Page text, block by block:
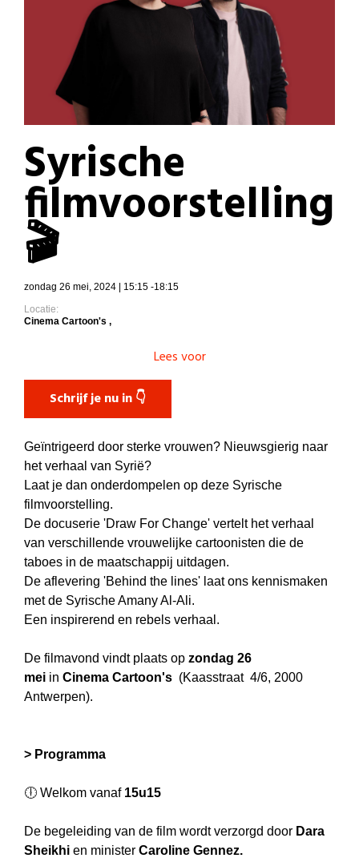
Syrische
filmvoorstelling
🎬
zondag 26 mei, 2024 | 15:15 -18:15
Locatie:
Cinema Cartoon's ,
Lees voor
Schrijf je nu in 👇
Geïntrigeerd door sterke vrouwen? Nieuwsgierig naar
het verhaal van Syrië?
Laat je dan onderdompelen op deze Syrische
filmvoorstelling.
De docuserie 'Draw For Change' vertelt het verhaal
van verschillende vrouwelijke cartoonisten die de
taboes in de maatschappij uitdagen.
De aflevering 'Behind the lines' laat ons kennismaken
met de Syrische Amany Al-Ali.
Een inspirerend en rebels verhaal.
De filmavond vindt plaats op zondag 26
mei in Cinema Cartoon's (Kaasstraat 4/6, 2000
Antwerpen).
> Programma
🕕 Welkom vanaf 15u15
De begeleiding van de film wordt verzorgd door Dara
Sheikhien ministerCaroline Gennez.